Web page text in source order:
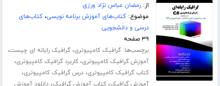
از:رمضان عباس نژاد ورزی
موضوع:کتاب‌های آموزش برنامه نویسی،کتاب‌های
درسی و دانشجویی
۳۹ صفحه
برچسب‌ها:گرافیک کامپیوتری،گرافیک رایانه ای چیست،
آموزش گرافیک کامپیوتری،کاربرد گرافیک کامپیوتری،
کتاب گرافیک کامپیوتری،درس گرافیک کامپیوتری،
آموزش گرافیک کتاب آموزش گرافیک دانلود آموزش